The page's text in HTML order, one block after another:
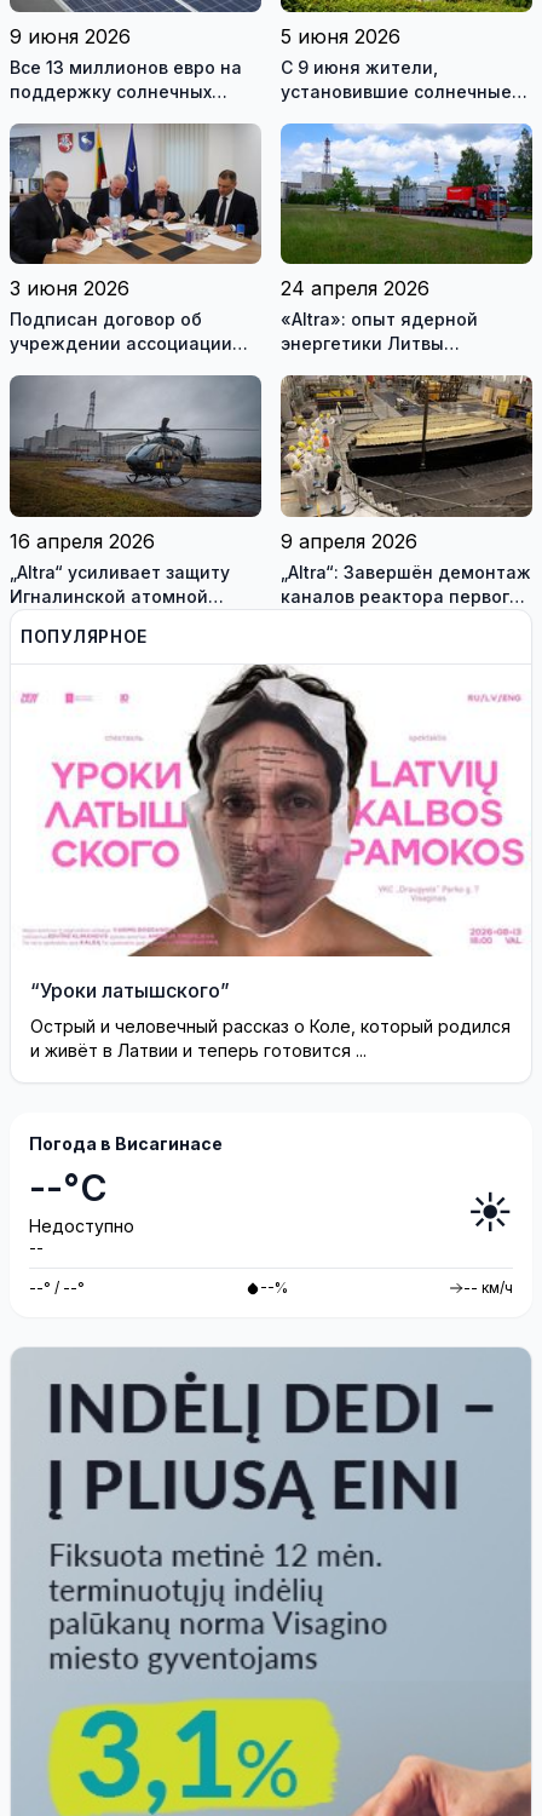
9 июня 2026
Все 13 миллионов евро на
поддержку солнечных
за один день
5 июня 2026
С 9 июня жители,
установившие солнечные
подавать заявки на
получение поддержки
3 июня 2026
Подписан договор об
учреждении ассоциации
24 апреля 2026
«Altra»: опыт ядерной
энергетики Литвы
(фотогалерея)
16 апреля 2026
„Altra“ усиливает защиту
Игналинской атомной
электростанции и
оценивает новые риски
9 апреля 2026
„Altra“: Завершён демонтаж
каналов реактора первого
ПОПУЛЯРНОЕ
“Уроки латышского”
Острый и человечный рассказ о Коле, который родился
и живёт в Латвии и теперь готовится ...
Погода в Висагинасе
--°C
Недоступно
--
☀️
--° / --° --% -- км/ч